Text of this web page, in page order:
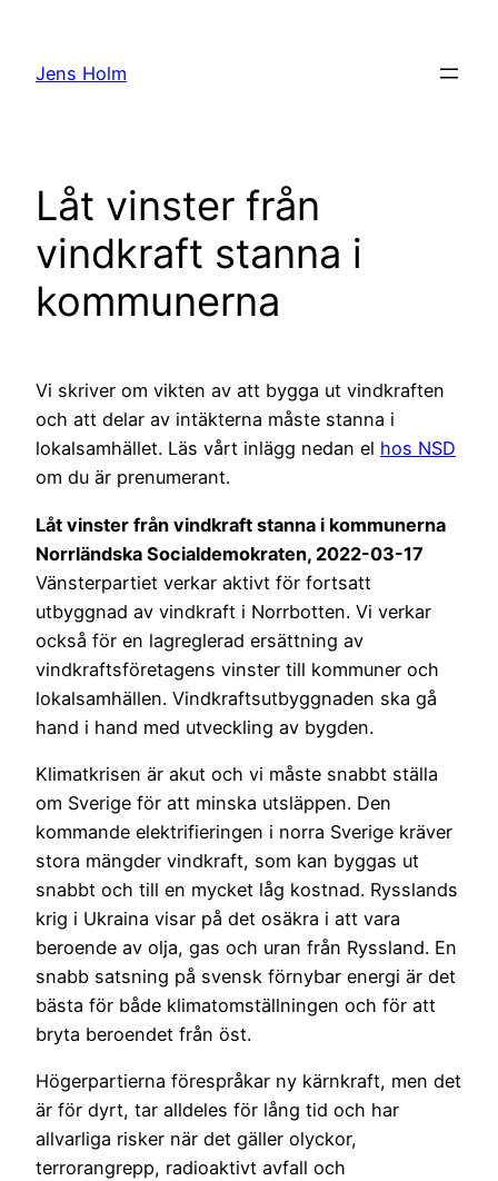
innehåll
Jens Holm
Låt vinster från
vindkraft stanna i
kommunerna
Vi skriver om vikten av att bygga ut vindkraften
och att delar av intäkterna måste stanna i
lokalsamhället. Läs vårt inlägg nedan el hos NSD
om du är prenumerant.
Låt vinster från vindkraft stanna i kommunerna
Norrländska Socialdemokraten, 2022-03-17
Vänsterpartiet verkar aktivt för fortsatt
utbyggnad av vindkraft i Norrbotten. Vi verkar
också för en lagreglerad ersättning av
vindkraftsföretagens vinster till kommuner och
lokalsamhällen. Vindkraftsutbyggnaden ska gå
hand i hand med utveckling av bygden.
Klimatkrisen är akut och vi måste snabbt ställa
om Sverige för att minska utsläppen. Den
kommande elektrifieringen i norra Sverige kräver
stora mängder vindkraft, som kan byggas ut
snabbt och till en mycket låg kostnad. Rysslands
krig i Ukraina visar på det osäkra i att vara
beroende av olja, gas och uran från Ryssland. En
snabb satsning på svensk förnybar energi är det
bästa för både klimatomställningen och för att
bryta beroendet från öst.
Högerpartierna förespråkar ny kärnkraft, men det
är för dyrt, tar alldeles för lång tid och har
allvarliga risker när det gäller olyckor,
terrorangrepp, radioaktivt avfall och